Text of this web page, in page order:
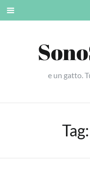
Skip
e un gatto.
Tag: